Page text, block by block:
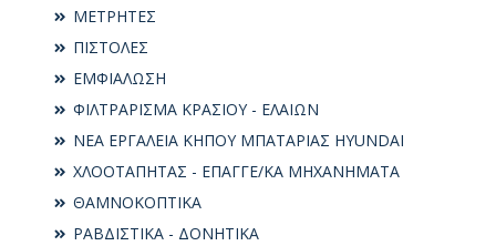
ΜΕΤΡΗΤΕΣ
ΠΙΣΤΟΛΕΣ
ΕΜΦΙΑΛΩΣΗ
ΦΙΛΤΡΑΡΙΣΜΑ ΚΡΑΣΙΟΥ - ΕΛΑΙΩΝ
ΝΕΑ ΕΡΓΑΛΕΙΑ ΚΗΠΟΥ ΜΠΑΤΑΡΙΑΣ HYUNDAI
ΧΛΟΟΤΑΠΗΤΑΣ - ΕΠΑΓΓΕ/ΚΑ ΜΗΧΑΝΗΜΑΤΑ
ΘΑΜΝΟΚΟΠΤΙΚΑ
ΡΑΒΔΙΣΤΙΚΑ - ΔΟΝΗΤΙΚΑ